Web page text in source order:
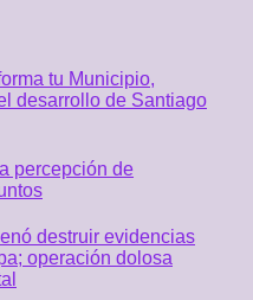
tu Municipio,
desarrollo de Santiago
percepción de
destruir evidencias
operación dolosa